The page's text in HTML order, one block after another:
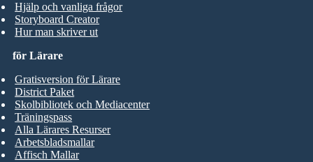
Hjälp och vanliga frågor
Storyboard Creator
Hur man skriver ut
för Lärare
Gratisversion för Lärare
District Paket
Skolbibliotek och Mediacenter
Träningspass
Alla Lärares Resurser
Arbetsbladsmallar
Affisch Mallar